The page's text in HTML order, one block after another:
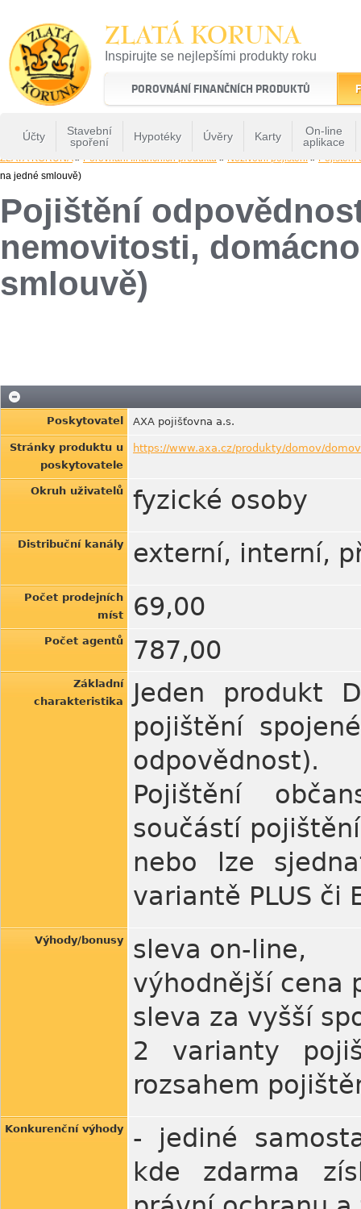
ZLATÁ KORUNA
Inspirujte se nejlepšími produkty roku
22 let tradice a kvality na finančním trhu
POROVNÁNÍ FINANČNÍCH PRODUKTŮ
Účty
Stavební
spoření
Hypotéky Úvěry Karty
On-line
aplikace
ZLATÁ KORUNA» Porovnání finančních produktů » Neživotní pojištění » Pojištění
na jedné smlouvě)
Pojištění
nemovitosti,
smlouvě)
Poskytovatel AXA pojišťovna a.s.
Stránky produktu u
poskytovatele
https://www.axa.cz/produkty/domov/
Okruh uživatelů fyzické osoby
Distribuční kanály externí, interní,
Počet prodejních
míst
69,00
Počet agentů 787,00
Základní
charakteristika
Jeden produkt
pojištění
odpovědnost).
Pojištění
součástí
nebo lze
variantě PLUS či
Výhody/bonusy
sleva on-line,
výhodnější cena
sleva za vyšší
2 varianty
rozsahem
Konkurenční výhody
- jediné
kde zdarma